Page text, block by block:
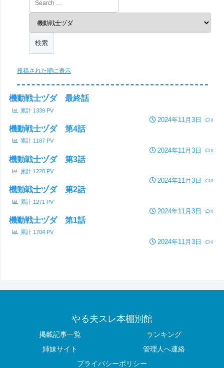
投稿された順に表示
機動戦士ヅダ 最終話
累計 1339 PV
2024年11月3日 0
機動戦士ヅダ 第4話
累計 1187 PV
2024年11月3日 0
機動戦士ヅダ 第3話
累計 1228 PV
2024年11月3日 0
機動戦士ヅダ 第2話
累計 1271 PV
2024年11月3日 0
機動戦士ヅダ 第1話
累計 1704 PV
2024年11月3日 0
やる夫スレ本棚別館
掲載記事一覧
ランキング
姉妹サイト
管理人へ連絡
プライバシーポリシー